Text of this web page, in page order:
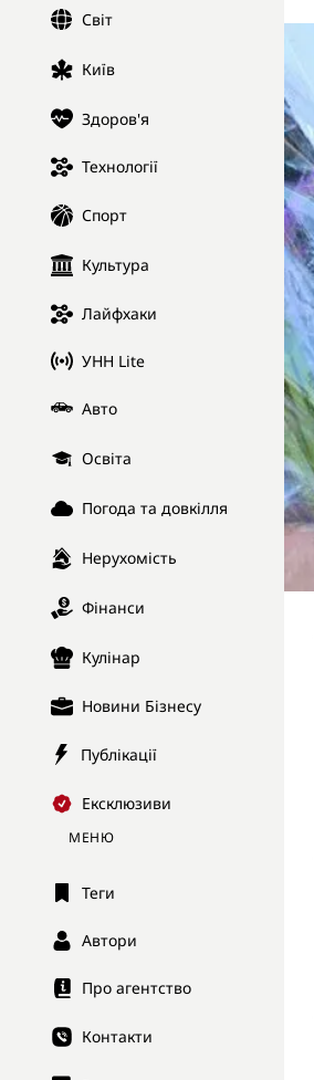
Світ
Київ
Здоров'я
Технології
Спорт
Культура
Лайфхаки
УНН Lite
Авто
Освіта
Погода та довкілля
Нерухомість
Фінанси
Кулінар
Новини Бізнесу
Публікації
Ексклюзиви
МЕНЮ
Теги
Автори
Про агентство
Контакти